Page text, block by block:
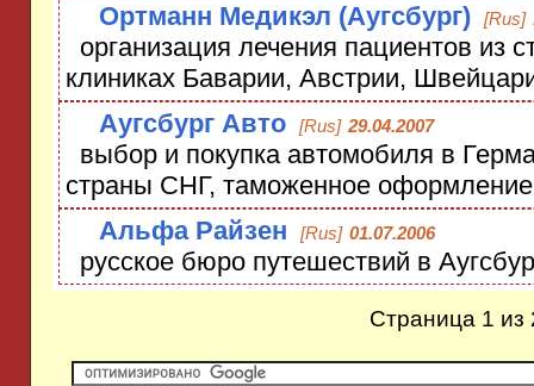
Ортманн Медикэл (Аугсбург)
[Rus]
организация лечения пациентов из
клиниках Баварии, Австрии,
Аугсбург Авто
[Rus] 29.04.2007
выбор и покупка автомобиля в
страны СНГ, таможенное оформление
Альфа Райзен
[Rus] 01.07.2006
русское бюро путешествий в
Страница 1